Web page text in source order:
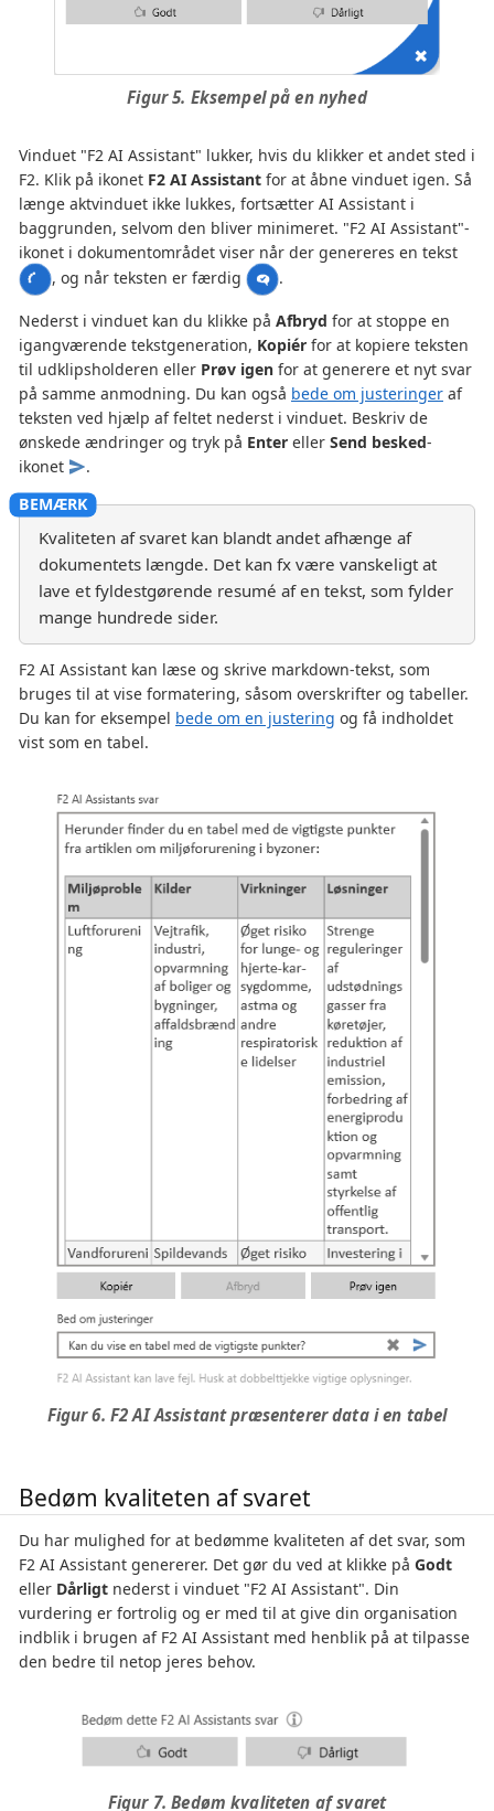
Figur 5. Eksempel på en nyhed
Vinduet "F2 AI Assistant" lukker, hvis du klikker et andet sted i
F2. Klik på ikonet F2 AI Assistant for at åbne vinduet igen. Så
længe aktvinduet ikke lukkes, fortsætter AI Assistant i
baggrunden, selvom den bliver minimeret. "F2 AI Assistant"-
ikonet i dokumentområdet viser når der genereres en tekst
, og når teksten er færdig
.
Nederst i vinduet kan du klikke på Afbryd for at stoppe en
igangværende tekstgeneration, Kopiér for at kopiere teksten
til udklipsholderen eller Prøv igen for at generere et nyt svar
på samme anmodning. Du kan også bede om justeringer af
teksten ved hjælp af feltet nederst i vinduet. Beskriv de
ønskede ændringer og tryk på Enter eller Send besked-
ikonet
.
Kvaliteten af svaret kan blandt andet afhænge af
dokumentets længde. Det kan fx være vanskeligt at
lave et fyldestgørende resumé af en tekst, som fylder
mange hundrede sider.
F2 AI Assistant kan læse og skrive markdown-tekst, som
bruges til at vise formatering, såsom overskrifter og tabeller.
Du kan for eksempel bede om en justering og få indholdet
vist som en tabel.
Figur 6. F2 AI Assistant præsenterer data i en tabel
Bedøm kvaliteten af svaret
Du har mulighed for at bedømme kvaliteten af det svar, som
F2 AI Assistant genererer. Det gør du ved at klikke på Godt
eller Dårligt nederst i vinduet "F2 AI Assistant". Din
vurdering er fortrolig og er med til at give din organisation
indblik i brugen af F2 AI Assistant med henblik på at tilpasse
den bedre til netop jeres behov.
Figur 7. Bedøm kvaliteten af svaret